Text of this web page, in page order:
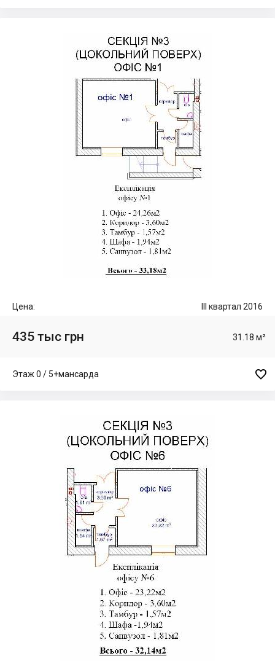
Цена: III квартал 2016
435 тыс грн 31.18 м²
Этаж 0 / 5+мансарда 